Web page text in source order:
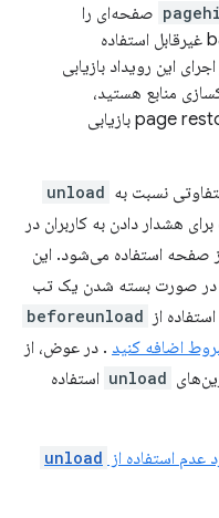
صفحه‌ای را
برای حافظه پنهان back/forward غیرقابل استفاده
این رویداد بازیابی
منابع هستید،
ممکن است لازم باشد آنها را در page restore بازیابی
نسبت به unload
هشدار دادن به کاربران در
صفحه استفاده می‌شود. این
در صورت بسته شدن یک تب
از beforeunload
اضافه کنید . در عوض، از
unload استفاده
عدم استفاده از unload